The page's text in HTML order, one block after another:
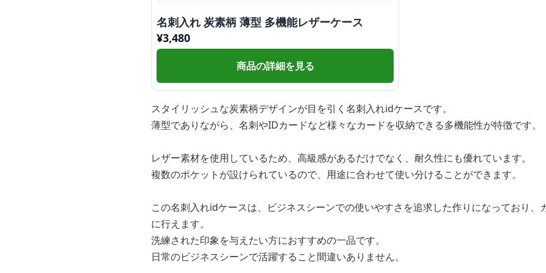
名刺入れ 炭素柄 薄型 多機能レザーケース
¥3,480
商品の詳細を見る
スタイリッシュな炭素柄デザインが目を引く名刺入れidケースです。
薄型でありながら、名刺やIDカードなど様々なカードを収納できる多機能性が特徴です。
レザー素材を使用しているため、高級感があるだけでなく、耐久性にも優れています。
複数のポケットが設けられているので、用途に合わせて使い分けることができます。
この名刺入れidケースは、ビジネスシーンでの使いやすさを追求した作りになっており、
に行えます。
洗練された印象を与えたい方におすすめの一品です。
日常のビジネスシーンで活躍すること間違いありません。